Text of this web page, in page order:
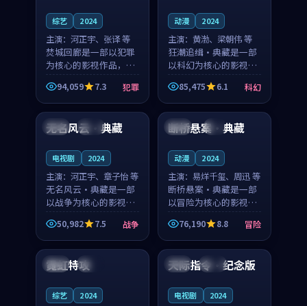
综艺 2024
主演： 河正宇、张译 等
焚城回廊是一部以犯罪
为核心的影视作品，围
绕危机、反转与人物成
长展开，整体节奏紧
凑，值得推荐观看。
94,059 7.3 犯罪
动漫 2024
主演： 黄渤、梁朝伟 等
狂潮追缉·典藏是一部
以科幻为核心的影视作
品，围绕危机、反转与
人物成长展开，整体节
奏紧凑，值得推荐观
看。
85,475 6.1 科幻
美国 热播
无名风云·典藏
电视剧 2024
主演： 河正宇、章子怡 等
无名风云·典藏是一部
以战争为核心的影视作
品，围绕危机、反转与
人物成长展开，整体节
奏紧凑，值得推荐观
看。
50,982 7.5 战争
韩国 4K
断桥悬案·典藏
动漫 2024
主演： 易烊千玺、周迅 等
断桥悬案·典藏是一部
以冒险为核心的影视作
品，围绕危机、反转与
人物成长展开，整体节
奏紧凑，值得推荐观
76,190 8.8 冒险
中国 高分
霓虹特攻
综艺 2024
中国 完结
天际指令·纪念版
电视剧 2024